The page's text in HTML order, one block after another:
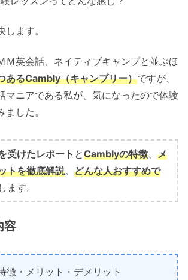
ます。
Ｍ英会話、ネイティブキャンプと並ぶほ
あるCambly（キャンブリー）ですが、
マニアである私が、気になったので体験
した。
受けたレポート とCamblyの特徴
メ
トを徹底解説。 どんな人おすすめで
ます。
容
徴・メリット・デメリット